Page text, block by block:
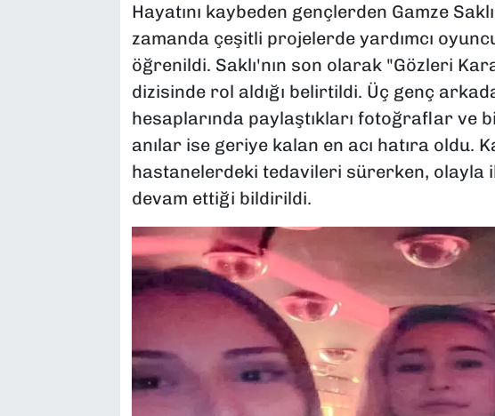
Hayatını kaybeden gençlerden Gamze
zamanda çeşitli projelerde yardımcı
öğrenildi. Saklı'nın son olarak "Gözleri
dizisinde rol aldığı belirtildi. Üç genç
hesaplarında paylaştıkları fotoğraflar ve
anılar ise geriye kalan en acı hatıra oldu.
hastanelerdeki tedavileri sürerken, olayla
devam ettiği bildirildi.